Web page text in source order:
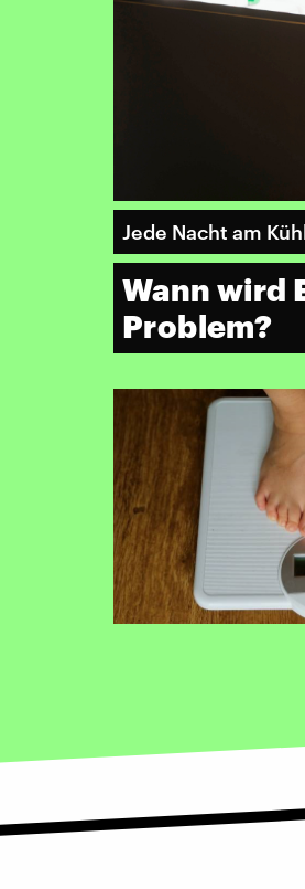
Jede Nacht am
Wann wird
Problem?